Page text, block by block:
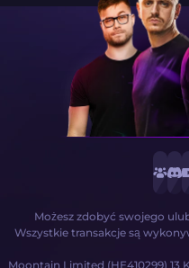
Możesz zdobyć swojego
Wszystkie transakcje są
Moontain Limited (HE410299)